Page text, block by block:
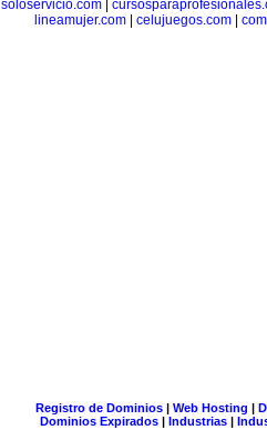
soloservicio.com|
lineamujer.com| celujuegos.com|
Registro de Dominios| Web Hosting |
Dominios Expirados | Industrias |